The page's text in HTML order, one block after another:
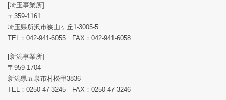
[埼玉事業所]
〒359-1161
埼玉県所沢市狭山ヶ丘1-3005-5
TEL： 042-941-6055 FAX：042-941-6058
[新潟事業所]
〒959-1704
新潟県五泉市村松甲3836
TEL： 0250-47-3245 FAX：0250-47-3246